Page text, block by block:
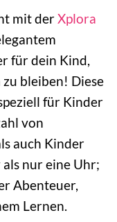
mit derXplora
für dein Kind,
bleiben! Diese
für Kinder
von
auch Kinder
nur eine Uhr;
Abenteuer,
Lernen.